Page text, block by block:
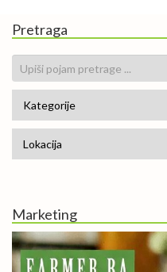
Pretraga
Marketing